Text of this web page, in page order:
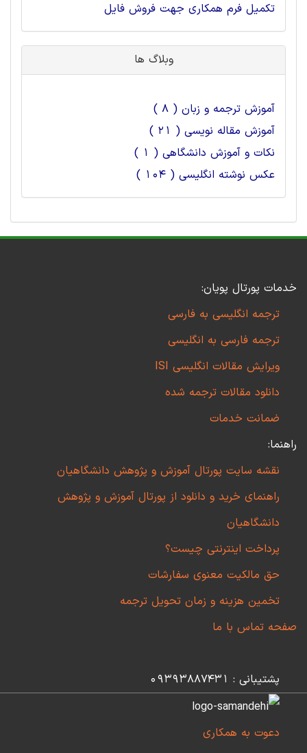
تکمیل فرم همکاری جهت فروش فایل
وبلاگ ها
آموزش ترجمه و زبان ( 8 )
آموزش مقاله نویسی ( 21 )
نکات و آموزش دانشگاهی ( 1 )
عکس نوشته انگلیسی ( 104 )
خدمات پورتال پویان:
ترجمه انگلیسی به فارسی
ترجمه فارسی به انگلیسی
ویرایش مقالات انگلیسی ISI
دانلود مقالات ترجمه شده
ضمانت خدمات
راهنما:
نقشه سایت پورتال آموزش و پژوهش دانشگاهیان
راهنمای خرید و دانلود از پورتال آموزش و پژوهش
دانشگاهیان
پرداخت اینترنتی چیست؟
حق مالکیت معنوی سفارشات
تخمین هزینه و زمان تحویل ترجمه
صفحه تماس با ما
پشتیبانی : 09393887431
دعوت به همکاری